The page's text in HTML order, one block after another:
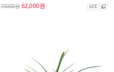
70000원 62,000원